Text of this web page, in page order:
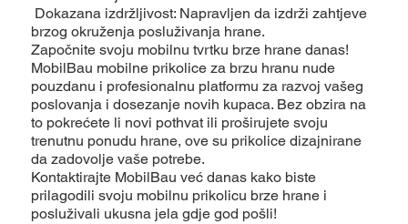
Dokazana izdržljivost: Napravljen da izdrži zahtjeve
brzog okruženja posluživanja hrane.
Započnite svoju mobilnu tvrtku brze hrane danas!
MobilBau mobilne prikolice za brzu hranu nude
pouzdanu i profesionalnu platformu za razvoj vašeg
poslovanja i dosezanje novih kupaca. Bez obzira na
to pokrećete li novi pothvat ili proširujete svoju
trenutnu ponudu hrane, ove su prikolice dizajnirane
da zadovolje vaše potrebe.
Kontaktirajte MobilBau već danas kako biste
prilagodili svoju mobilnu prikolicu brze hrane i
posluživali ukusna jela gdje god pošli!